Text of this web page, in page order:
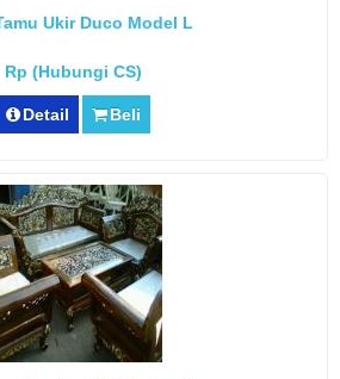
Ukir Duco Model L
Rp (Hubungi CS)
Detail Beli